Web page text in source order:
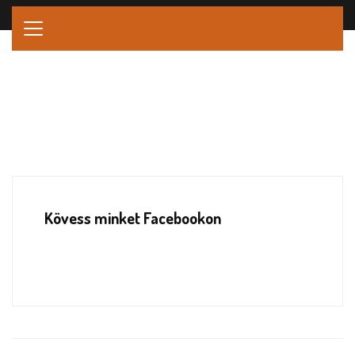
Kövess minket Facebookon